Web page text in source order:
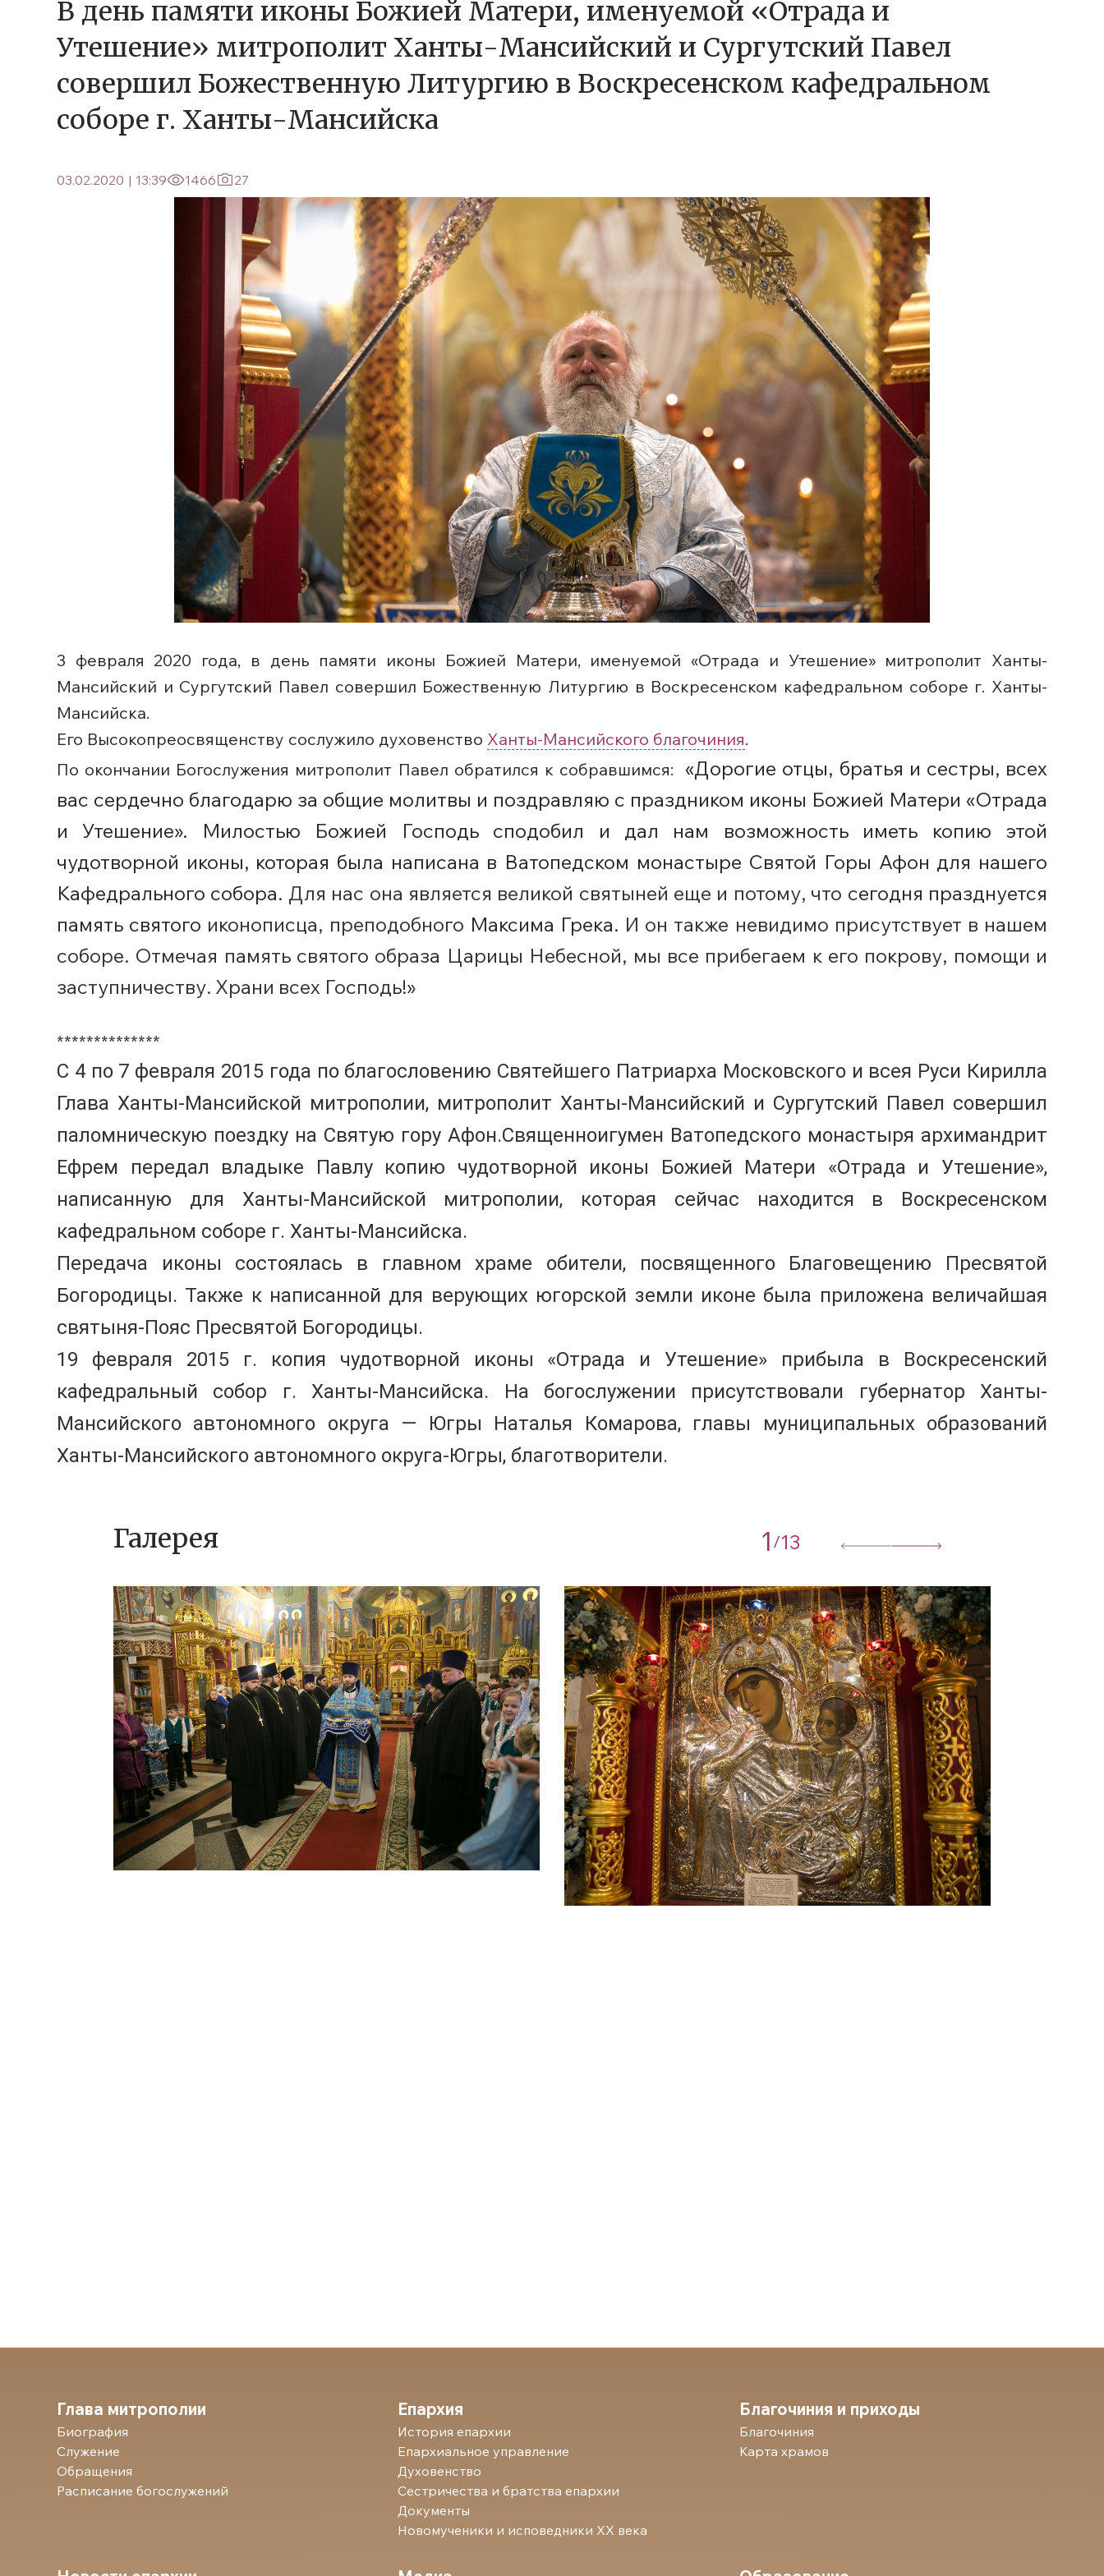
В день памяти иконы Божией Матери, именуемой «Отрада и
Утешение» митрополит Ханты-Мансийский и Сургутский Павел
совершил Божественную Литургию в Воскресенском кафедральном
соборе г. Ханты-Мансийска
03.02.2020 | 13:39 1466 27
3 февраля 2020 года, в день памяти иконы Божией Матери, именуемой «Отрада и Утешение» митрополит Ханты-
Мансийский и Сургутский Павел совершил Божественную Литургию в Воскресенском кафедральном соборе г. Ханты-
Мансийска.
Его Высокопреосвященству сослужило духовенство Ханты-Мансийского благочиния.
По окончании Богослужения митрополит Павел обратился к собравшимся: «Дорогие отцы, братья и сестры, всех
вас сердечно благодарю за общие молитвы и поздравляю с праздником иконы Божией Матери «Отрада
и Утешение». Милостью Божией Господь сподобил и дал нам возможность иметь копию этой
чудотворной иконы, которая была написана в Ватопедском монастыре Святой Горы Афон для нашего
Кафедрального собора. Для нас она является великой святыней еще и потому, что сегодня празднуется
память святого иконописца, преподобного Максима Грека. И он также невидимо присутствует в нашем
соборе. Отмечая память святого образа Царицы Небесной, мы все прибегаем к его покрову, помощи и
заступничеству. Храни всех Господь!»
**************
С 4 по 7 февраля 2015 года по благословению Святейшего Патриарха Московского и всея Руси Кирилла
Глава Ханты-Мансийской митрополии, митрополит Ханты-Мансийский и Сургутский Павел совершил
паломническую поездку на Святую гору Афон.Священноигумен Ватопедского монастыря архимандрит
Ефрем передал владыке Павлу копию чудотворной иконы Божией Матери «Отрада и Утешение»,
написанную для Ханты-Мансийской митрополии, которая сейчас находится в Воскресенском
кафедральном соборе г. Ханты-Мансийска.
Передача иконы состоялась в главном храме обители, посвященного Благовещению Пресвятой
Богородицы. Также к написанной для верующих югорской земли иконе была приложена величайшая
святыня-Пояс Пресвятой Богородицы.
19 февраля 2015 г. копия чудотворной иконы «Отрада и Утешение» прибыла в Воскресенский
кафедральный собор г. Ханты-Мансийска. На богослужении присутствовали губернатор Ханты-
Мансийского автономного округа — Югры Наталья Комарова, главы муниципальных образований
Ханты-Мансийского автономного округа-Югры, благотворители.
Галерея 1 /13
Глава митрополии
Биография
Служение
Обращения
Расписание богослужений
Епархия
История епархии
Епархиальное управление
Духовенство
Сестричества и братства епархии
Документы
Новомученики и исповедники ХХ века
Благочиния и приходы
Благочиния
Карта храмов